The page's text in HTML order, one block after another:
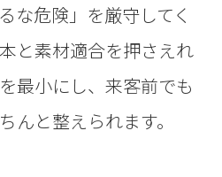
な危険」を厳守してく
と素材適合を押さえれ
最小にし、来客前でも
んと整えられます。